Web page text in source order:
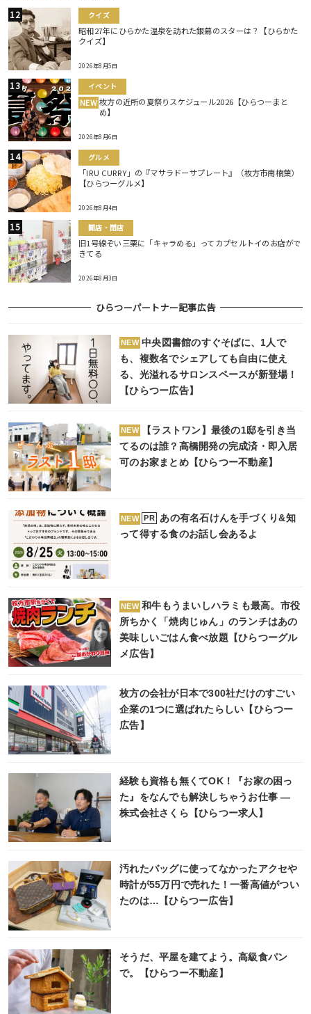
クイズ
昭和27年にひらかた温泉を訪れた銀幕のスターは？【ひらかた
クイズ】
2026年8月5日
イベント
NEW 枚方の近所の夏祭りスケジュール2026【ひらつーまと
め】
2026年8月6日
グルメ
「IRU CURRY」の『マサラドーサプレート』（枚方市南楠葉）
【ひらつーグルメ】
2026年8月4日
開店・閉店
旧1号線ぞい三栗に「キャラめる」ってカプセルトイのお店がで
きてる
2026年8月3日
ひらつーパートナー記事広告
NEW 中央図書館のすぐそばに、1人で
も、複数名でシェアしても自由に使え
る、光溢れるサロンスペースが新登場！
【ひらつー広告】
NEW
【ラストワン】最後の1邸を引き当
てるのは誰？高橋開発の完成済・即入居
可のお家まとめ【ひらつー不動産】
NEW PR
あの有名石けんを手づくり&知
って得する食のお話し会あるよ
NEW 和牛もうまいしハラミも最高。市役
所ちかく「焼肉じゅん」のランチはあの
美味しいごはん食べ放題【ひらつーグル
メ広告】
枚方の会社が日本で300社だけのすごい
企業の1つに選ばれたらしい【ひらつー
広告】
経験も資格も無くてOK！『お家の困っ
た』をなんでも解決しちゃうお仕事 ―
株式会社さくら【ひらつー求人】
汚れたバッグに使ってなかったアクセや
時計が55万円で売れた！一番高値がつい
たのは…【ひらつー広告】
そうだ、平屋を建てよう。高級食パン
で。【ひらつー不動産】